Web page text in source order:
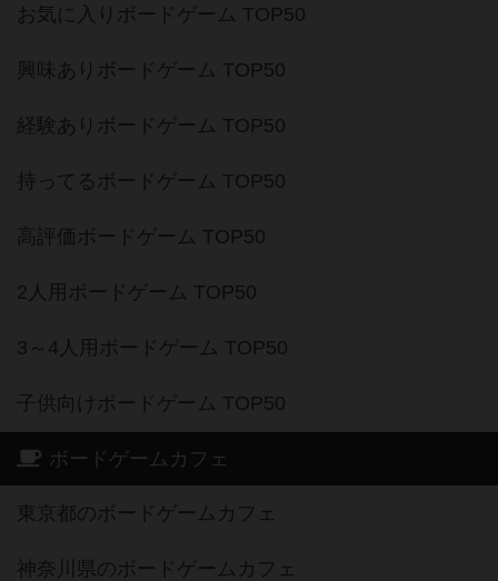
お気に入りボードゲーム TOP50
興味ありボードゲーム TOP50
経験ありボードゲーム TOP50
持ってるボードゲーム TOP50
高評価ボードゲーム TOP50
2人用ボードゲーム TOP50
3～4人用ボードゲーム TOP50
子供向けボードゲーム TOP50
ボードゲームカフェ
東京都のボードゲームカフェ
神奈川県のボードゲームカフェ